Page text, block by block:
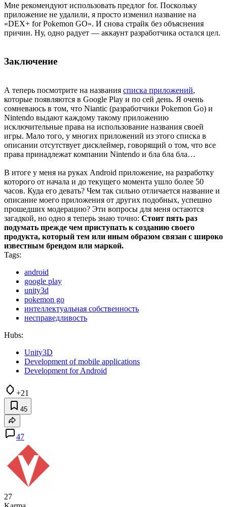
Мне рекомендуют использовать предлог for. Поскольку
приложение не удалили, я просто изменил название на
«DEX+ for Pokemon GO». И снова страйк без объяснения
причин. Ну, одно радует — аккаунт разработчика остался цел.
Заключение
А теперь посмотрите на названия списка приложений,
которые появляются в Google Play и по сей день. Я очень
сомневаюсь в том, что Niantic (разработчики Pokemon Go) и
Nintendo выдают каждому такому приложению
исключительные права на использование названия своей
игры. Мало того, у многих приложений из этого списка в
описании отсутствует дисклеймер, говорящий о том, что все
права принадлежат компании Nintendo и бла бла бла…
В итоге у меня на руках Android приложение, на разработку
которого от начала и до текущего момента ушло более 50
часов. Куда его девать? Чем так сильно отличается название и
описание моего приложения от других подобных, успешно
прошедших модерацию? Эти вопросы для меня остаются
загадкой, но одно я теперь знаю точно: Стоит пять раз
подумать прежде чем приступать к созданию своего
продукта, который тем или иным образом связан с широко
известным брендом или маркой.
Tags:
android
google play
unity3d
pokemon go
интеллектуальная собственность
несправедливость
Hubs:
Unity3D
Development of mobile applications
Development for Android
+21
45
47
27